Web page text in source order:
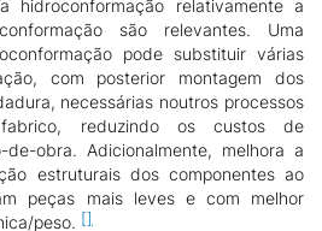
hidroconformação relativamente a
são relevantes. Uma
pode substituir várias
com posterior montagem dos
necessárias noutros processos
reduzindo os custos de
de-obra. Adicionalmente, melhora a
estruturais dos componentes ao
peças mais leves e com melhor
peso.